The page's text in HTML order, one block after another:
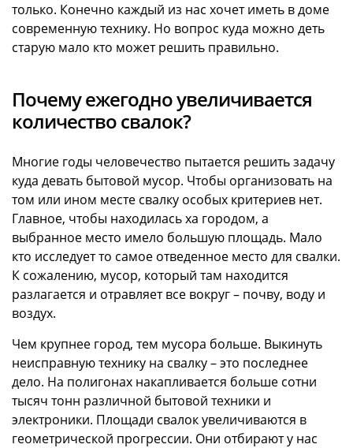
только. Конечно каждый из нас хочет иметь в доме
современную технику. Но вопрос куда можно деть
старую мало кто может решить правильно.
Почему ежегодно увеличивается
количество свалок?
Многие годы человечество пытается решить задачу
куда девать бытовой мусор. Чтобы организовать на
том или ином месте свалку особых критериев нет.
Главное, чтобы находилась ха городом, а
выбранное место имело большую площадь. Мало
кто исследует то самое отведенное место для свалки.
К сожалению, мусор, который там находится
разлагается и отравляет все вокруг – почву, воду и
воздух.
Чем крупнее город, тем мусора больше. Выкинуть
неисправную технику на свалку – это последнее
дело. На полигонах накапливается больше сотни
тысяч тонн различной бытовой техники и
электроники. Площади свалок увеличиваются в
геометрической прогрессии. Они отбирают у нас